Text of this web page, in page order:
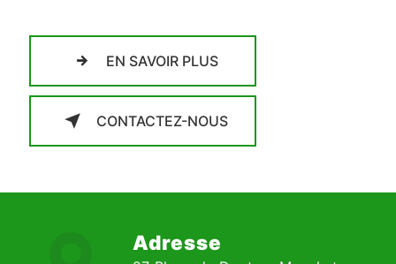
EN SAVOIR PLUS
CONTACTEZ-NOUS
Adresse